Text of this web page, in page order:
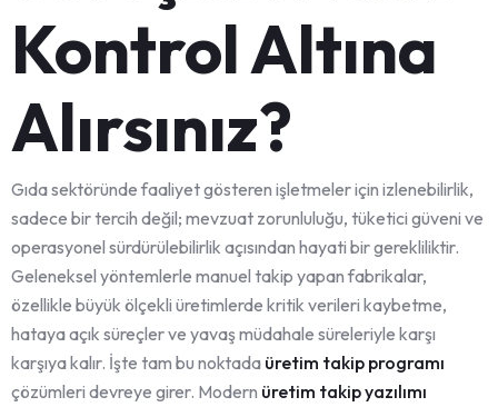
Kontrol Altına
Alırsınız?
Gıda sektöründe faaliyet gösteren işletmeler için izlenebilirlik,
sadece bir tercih değil; mevzuat zorunluluğu, tüketici güveni ve
operasyonel sürdürülebilirlik açısından hayati bir gerekliliktir.
Geleneksel yöntemlerle manuel takip yapan fabrikalar,
özellikle büyük ölçekli üretimlerde kritik verileri kaybetme,
hataya açık süreçler ve yavaş müdahale süreleriyle karşı
karşıya kalır. İşte tam bu noktada üretim takip programı
çözümleri devreye girer. Modern üretim takip yazılımı